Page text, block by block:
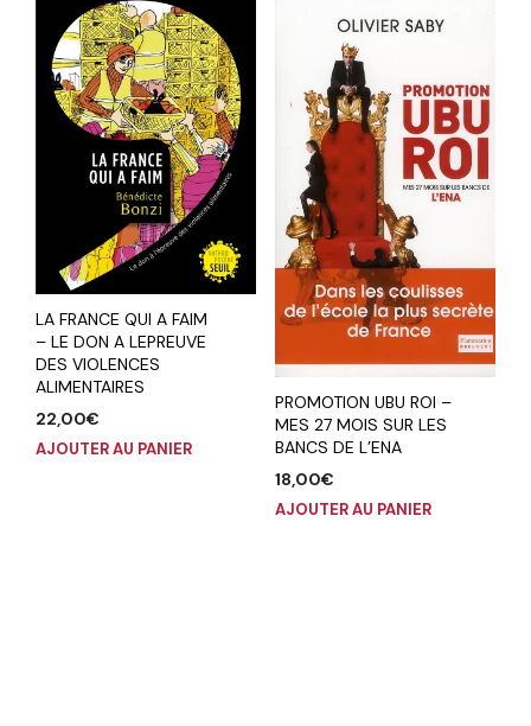
LA FRANCE QUI A FAIM
– LE DON A LEPREUVE
DES VIOLENCES
ALIMENTAIRES
22,00€
AJOUTER AU PANIER
PROMOTION UBU ROI –
MES 27 MOIS SUR LES
BANCS DE L’ENA
18,00€
AJOUTER AU PANIER